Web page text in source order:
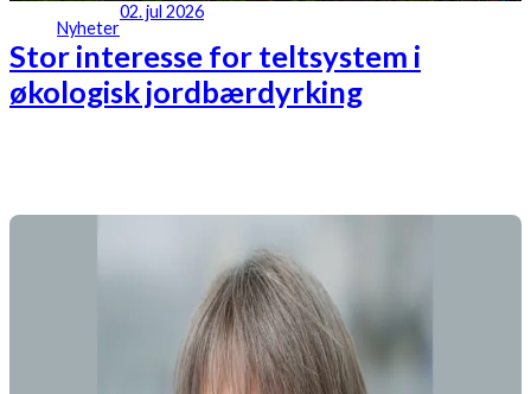
Nyheter
02. jul 2026
Stor interesse for teltsystem i
økologisk jordbærdyrking